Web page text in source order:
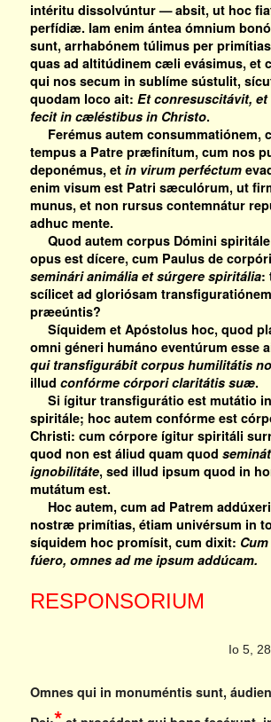
intéritu dissolvúntur — absit, ut hoc
perfídiæ. Iam enim ántea ómnium
sunt, arrhabónem túlimus per
quas ad altitúdinem cæli evásimus, et
qui nos secum in sublíme sústulit,
quodam loco ait: Et conresuscitávit,
fecit in cæléstibus in Christo.
Ferémus autem consummatiónem,
tempus a Patre præfinítum, cum nos
deponémus, et in virum perféctum
enim visum est Patri sæculórum, ut
munus, et non rursus contemnátur
adhuc mente.
Quod autem corpus Dómini
opus est dícere, cum Paulus de
seminári animália et súrgere spiritália:
scílicet ad gloriósam
præeúntis?
Síquidem et Apóstolus hoc, quod
omni géneri humáno eventúrum esse
qui transfigurábit corpus humilitátis
illud confórme córpori claritátis suæ.
Si ígitur transfigurátio est mutátio
spiritále; hoc autem confórme est
Christi: cum córpore ígitur spiritáli
quod non est áliud quam quod
ignobilitáte, sed illud ipsum quod in
mutátum est.
Hoc autem, cum ad Patrem
nostræ primítias, étiam univérsum in
síquidem hoc promísit, cum dixit:
fúero, omnes ad me ipsum addúcam.
RESPONSORIUM
Io 5,
Omnes qui in monuméntis sunt,